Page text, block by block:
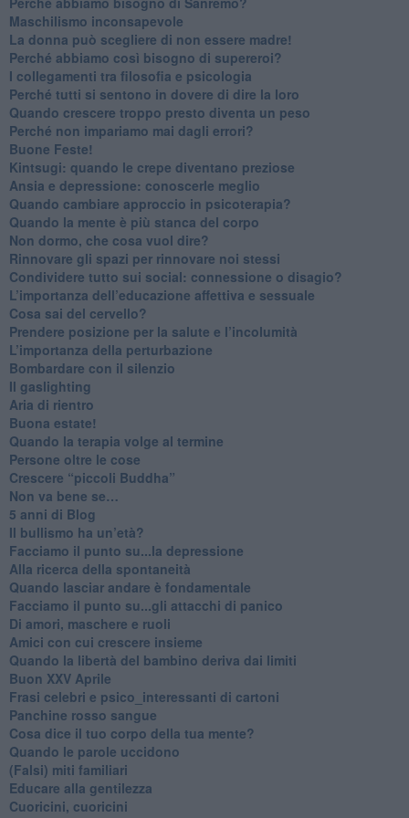
​Maschilismo inconsapevole
​La donna può scegliere di non essere madre!
​Perché abbiamo così bisogno di supereroi?
​I collegamenti tra filosofia e psicologia
​Perché tutti si sentono in dovere di dire la loro
​Quando crescere troppo presto diventa un peso
​Perché non impariamo mai dagli errori?
​Buone Feste!
​Kintsugi: quando le crepe diventano preziose
Ansia e depressione: conoscerle meglio
Quando cambiare approccio in psicoterapia?
​Quando la mente è più stanca del corpo
Non dormo, che cosa vuol dire?
​Rinnovare gli spazi per rinnovare noi stessi
​Condividere tutto sui social: connessione o disagio?
​L’importanza dell’educazione affettiva e sessuale
​Cosa sai del cervello?
Prendere posizione per la salute e l’incolumità
L’importanza della perturbazione
​Bombardare con il silenzio
Il gaslighting
Aria di rientro
Buona estate!
​Quando la terapia volge al termine
​Persone oltre le cose
​Crescere “piccoli Buddha”
Non va bene se…
​5 anni di Blog
​Il bullismo ha un’età?
Facciamo il punto su...la depressione
​Alla ricerca della spontaneità
​Quando lasciar andare è fondamentale
Facciamo il punto su...gli attacchi di panico
Di amori, maschere e ruoli
​Amici con cui crescere insieme
​Quando la libertà del bambino deriva dai limiti
Buon XXV Aprile
​Frasi celebri e psico_interessanti di cartoni
​Panchine rosso sangue
​Cosa dice il tuo corpo della tua mente?
​Quando le parole uccidono
​(Falsi) miti familiari
​Educare alla gentilezza
​Cuoricini, cuoricini